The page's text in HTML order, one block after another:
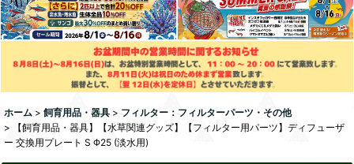
ホーム > 飼育用品・器具 > フィルター：フィルターパーツ・その他
>
【飼育用品・器具】【水草関連グッズ】【フィルター用パーツ】ディフューザ
ー 交換用プレート S Φ25 (淡水用)